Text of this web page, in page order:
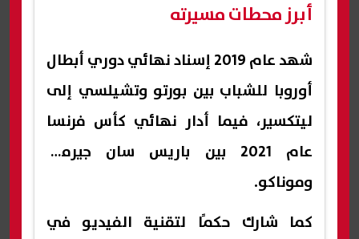
أبرز محطات مسيرته
شهد عام 2019 إسناد نهائي دوري أبطال
أوروبا للشباب بين بورتو وتشيلسي إلى
ليتكسير، فيما أدار نهائي كأس فرنسا
عام 2021 بين باريس سان جيرمان
وموناكو.
كما شارك حكمًا لتقنية الفيديو في